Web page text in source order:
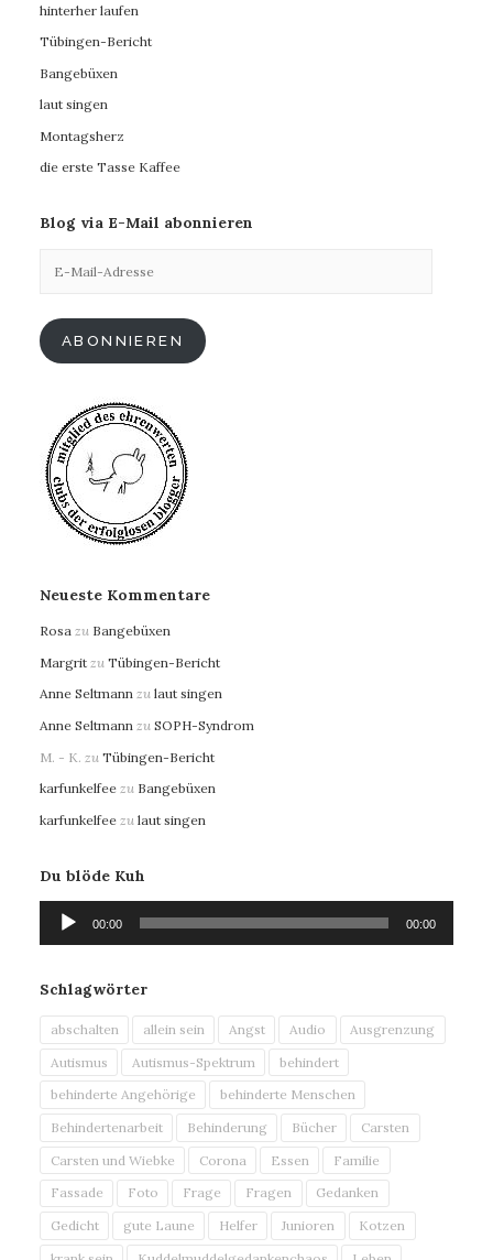
hinterher laufen
Tübingen-Bericht
Bangebüxen
laut singen
Montagsherz
die erste Tasse Kaffee
Blog via E-Mail abonnieren
Mail-
ABONNIEREN
Neueste Kommentare
Rosa zu Bangebüxen
Margrit zu Tübingen-Bericht
Anne Seltmann zu laut singen
Anne Seltmann zu SOPH-Syndrom
M. - K. zu Tübingen-Bericht
karfunkelfee zu Bangebüxen
karfunkelfee zu laut singen
Du blöde Kuh
Audio-
Player
00:00 00:00
Schlagwörter
abschalten allein sein Angst Audio
Ausgrenzung
Autismus
Autismus-Spektrum
behindert
behinderte Angehörige
behinderte Menschen
Behindertenarbeit
Behinderung Bücher
Carsten
Carsten und Wiebke
Corona Essen
Familie
Fassade
Foto Frage Fragen
Gedanken
Gedicht
gute Laune Helfer Junioren
Kotzen